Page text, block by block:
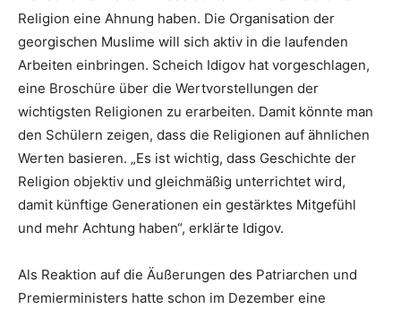
Religion eine Ahnung haben. Die Organisation der
georgischen Muslime will sich aktiv in die laufenden
Arbeiten einbringen. Scheich Idigov hat vorgeschlagen,
eine Broschüre über die Wertvorstellungen der
wichtigsten Religionen zu erarbeiten. Damit könnte man
den Schülern zeigen, dass die Religionen auf ähnlichen
Werten basieren. „Es ist wichtig, dass Geschichte der
Religion objektiv und gleichmäßig unterrichtet wird,
damit künftige Generationen ein gestärktes Mitgefühl
und mehr Achtung haben“, erklärte Idigov.
Als Reaktion auf die Äußerungen des Patriarchen und
Premierministers hatte schon im Dezember eine